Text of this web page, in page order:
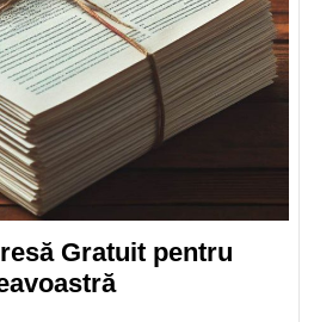
Gratuit pentru
Comunicat